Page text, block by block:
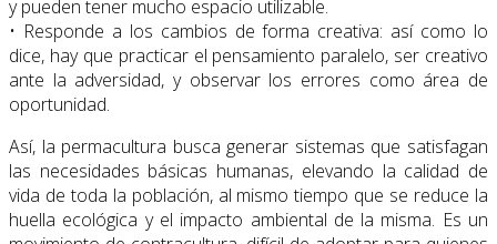
y pueden tener mucho espacio utilizable.
• Responde a los cambios de forma creativa: así como lo
dice, hay que practicar el pensamiento paralelo, ser creativo
ante la adversidad, y observar los errores como área de
oportunidad.
Así, la permacultura busca generar sistemas que satisfagan
las necesidades básicas humanas, elevando la calidad de
vida de toda la población, al mismo tiempo que se reduce la
huella ecológica y el impacto ambiental de la misma. Es un